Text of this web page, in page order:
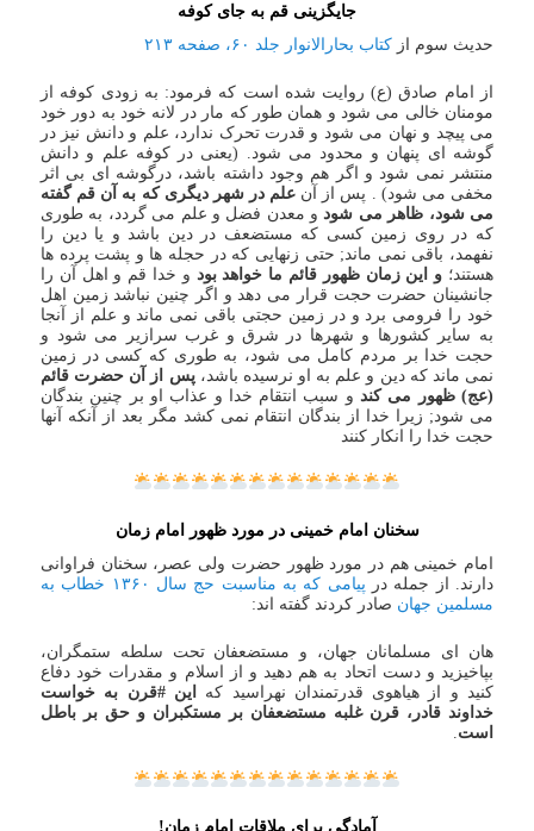
جایگزینی قم به جای کوفه
حدیث سوم ازکتاب بحارالانوار جلد ۶۰، صفحه ۲۱۳
از امام صادق (ع) روایت شده است که فرمود: به زودی کوفه از
مومنان خالی می شود و همان طور که مار در لانه خود به دور خود
می پیچد و نهان می شود و قدرت تحرک ندارد، علم و دانش نیز در
گوشه ای پنهان و محدود می شود. (یعنی در کوفه علم و دانش
منتشر نمی شود و اگر هم وجود داشته باشد، درگوشه ای بی اثر
مخفی می شود) . پس از آن علم در شهر دیگری که به آن قم گفته
می شود، ظاهر می شودو معدن فضل و علم می گردد، به طوری
که در روی زمین کسی که مستضعف در دین باشد و یا دین را
نفهمد، باقی نمی ماند; حتی زنهایی که در حجله ها و پشت پرده ها
هستند؛ و این زمان ظهور قائم ما خواهد بود و خدا قم و اهل آن را
جانشینان حضرت حجت قرار می دهد و اگر چنین نباشد زمین اهل
خود را فرومی برد و در زمین حجتی باقی نمی ماند و علم از آنجا
به سایر کشورها و شهرها در شرق و غرب سرازیر می شود و
حجت خدا بر مردم کامل می شود، به طوری که کسی در زمین
نمی ماند که دین و علم به او نرسیده باشد،پس از آن حضرت قائم
(عج) ظهور می کندو سبب انتقام خدا و عذاب او بر چنین بندگان
می شود; زیرا خدا از بندگان انتقام نمی کشد مگر بعد از آنکه آنها
حجت خدا را انکار کنند
سخنان امام خمینی در مورد ظهور امام زمان
امام خمینی هم در مورد ظهور حضرت ولی عصر، سخنان فراوانی
دارند. از جمله در
پیامی که به مناسبت حج سال ۱۳۶۰ خطاب به
مسلمین جهان صادر کردند گفته اند:
هان‌ ای مسلمانان جهان، و مستضعفان تحت سلطه ستمگران،
بپاخیزید و دست اتحاد به هم دهید و از اسلام و مقدرات خود دفاع
کنید و از هیاهوی قدرتمندان نهراسید که
این #قرن به خواست
خداوند قادر، قرن غلبه مستضعفان بر مستکبران و حق بر باطل
است
آمادگی برای ملاقات امام زمان!